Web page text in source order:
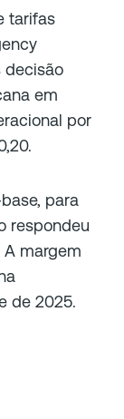
tarifas
decisão
em
por
para
respondeu
margem
de 2025.